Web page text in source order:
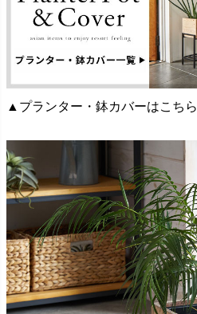
▲プランター・鉢カバーはこちら